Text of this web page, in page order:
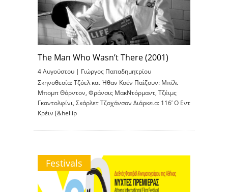
The Man Who Wasn’t There (2001)
4 Αυγούστου | Γιώργος Παπαδημητρίου
Σκηνοθεσία: Τζόελ και Ήθαν Κοέν Παίζουν: Μπίλι
Μπομπ Θόρντον, Φράνσις ΜακΝτόρμαντ, Τζέιμς
Γκαντολφίνι, Σκάρλετ Τζοχάνσον Διάρκεια: 116’ O Εντ
Κρέιν [&hellip
Festivals